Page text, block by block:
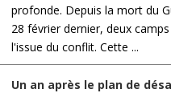
profonde. Depuis la mort du
28 février dernier, deux
l'issue du conflit. Cette ...
Un an après le plan de